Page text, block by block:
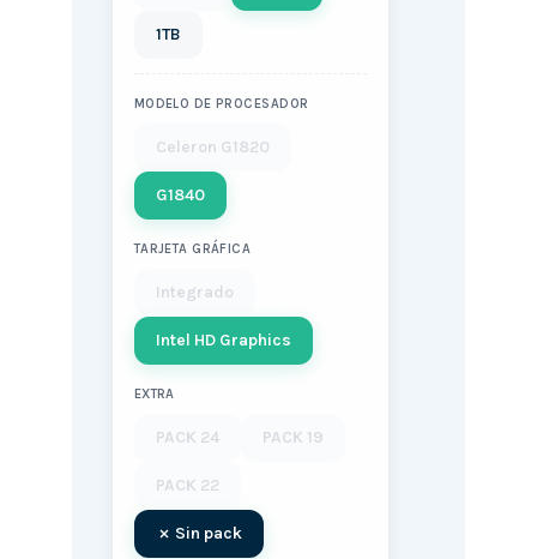
1TB
MODELO DE PROCESADOR
Celeron G1820
G1840
TARJETA GRÁFICA
Integrado
Intel HD Graphics
EXTRA
PACK 24 PACK 19
PACK 22
Sin pack